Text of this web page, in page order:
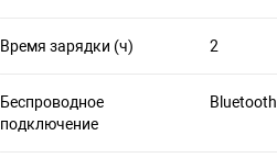
Время зарядки (ч) 2
Беспроводное
подключение